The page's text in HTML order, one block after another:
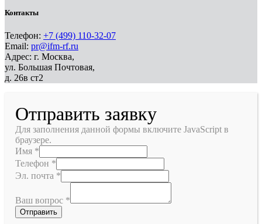
Контакты
Телефон: +7 (499) 110-32-07
Email: pr@ifm-rf.ru
Адрес: г. Москва,
ул. Большая Почтовая,
д. 26в ст2
Отправить заявку
Для заполнения данной формы включите JavaScript в
браузере.
Имя *
Телефон *
Эл. почта *
Ваш вопрос *
Отправить